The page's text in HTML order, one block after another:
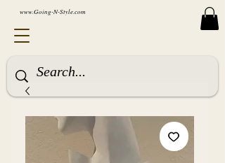
www.Going-N-Style.com